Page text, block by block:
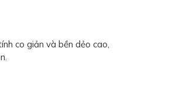
co giản và bền dẻo cao,